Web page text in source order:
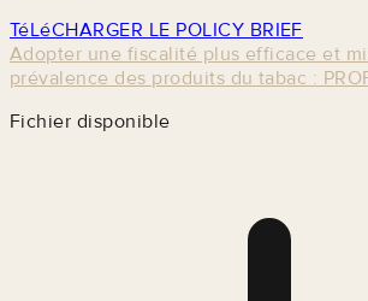
TéLéCHARGER LE POLICY BRIEF
Adopter une fiscalité plus efficace et
prévalence des produits du tabac :
Fichier disponible